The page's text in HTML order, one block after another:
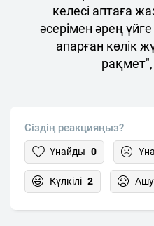
келесі аптаға
әсерімен әрең
апарған көлік
рақмет",
Сіздің реакцияңыз?
Ұнайды 0
Күлкілі 2